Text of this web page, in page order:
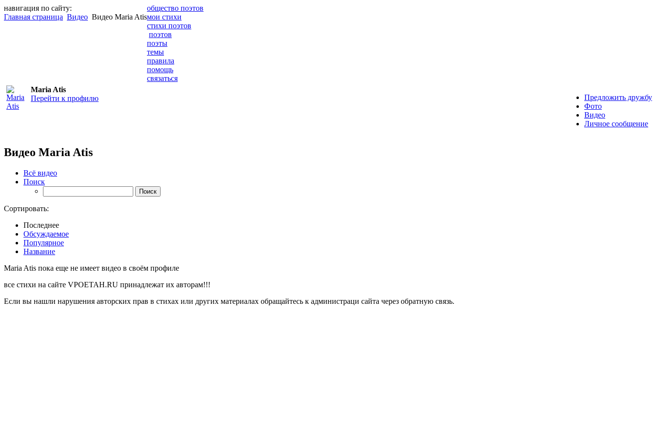
навигация по сайту:
Главная страница Видео Видео Maria Atis
общество поэтов
мои стихи
стихи поэтов
поэтов
поэты
темы
правила
помощь
связаться
Maria Atis
Перейти к профилю
Предложить дружбу
Фото
Видео
Личное сообщение
Видео Maria Atis
Всё видео
Поиск
Сортировать:
Последнее
Обсуждаемое
Популярное
Название
Maria Atis пока еще не имеет видео в своём профиле
все стихи на сайте VPOETAH.RU принадлежат их авторам!!!
Если вы нашли нарушения авторских прав в стихах или других материалах обращайтесь к администраци сайта через обратную связь.